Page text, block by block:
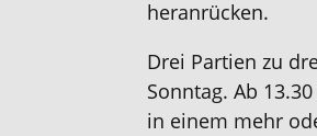
heranrücken.
Drei Partien zu
Sonntag. Ab
in einem mehr